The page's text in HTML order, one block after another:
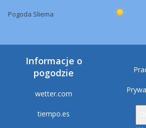
Pogoda Sliema
Informacje o
pogodzie
wetter.com
tiempo.es